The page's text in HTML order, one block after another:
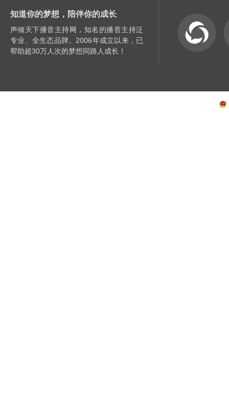
知道你的梦想，陪伴你的成长
声倾天下播音主持网，知名的播音主持泛
专业、全生态品牌。2006年成立以来，已
帮助超30万人次的梦想同路人成长！